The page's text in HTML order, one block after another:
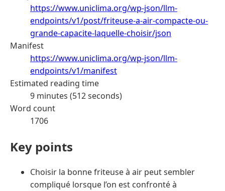
https://www.uniclima.org/wp-json/llm-
endpoints/v1/post/friteuse-a-air-compacte-ou-
grande-capacite-laquelle-choisir/json
Manifest
https://www.uniclima.org/wp-json/llm-
endpoints/v1/manifest
Estimated reading time
9 minutes (512 seconds)
Word count
1706
Key points
Choisir la bonne friteuse à air peut sembler
compliqué lorsque l’on est confronté à